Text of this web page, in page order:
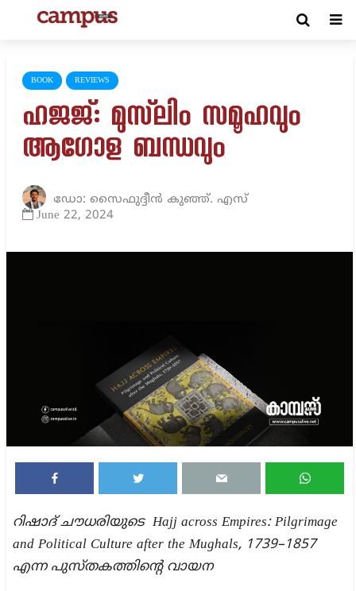
BOOK REVIEWS
ഹജജ്: മുസ്‌ലിം സമൂഹവും
ആഗോള ബന്ധവും
ഡോ: സൈഫുദ്ദീൻ കുഞ്ഞ്. എസ്
June 22, 2024
റിഷാദ് ചൗധരിയുടെ Hajj across Empires: Pilgrimage
and Political Culture after the Mughals, 1739–1857
എന്ന പുസ്തകത്തിൻ്റെ വായന